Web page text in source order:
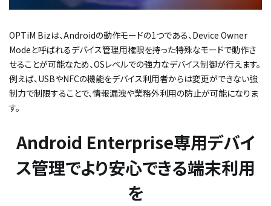
OPTiM Bizは、Androidの動作モードの1つである、Device Owner
Modeと呼ばれるデバイス管理用権限を持った特殊なモードで動作さ
せることが可能なため、OSレベルでの強力なデバイス制御が行えます。
例えば、USBやNFCの機能をデバイス利用者からは変更ができない強
制力で制限することで、情報漏洩や業務外利用の防止が可能になりま
す。
Android Enterprise専用デバイ
ス管理でより安心できる端末利用
を